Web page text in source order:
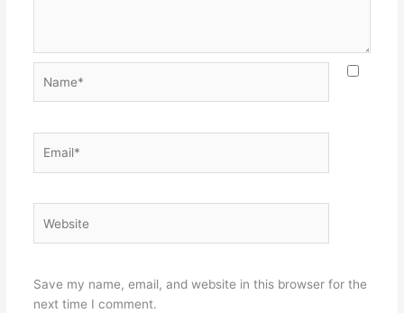
Save my name, email, and website in this browser for the
next time I comment.